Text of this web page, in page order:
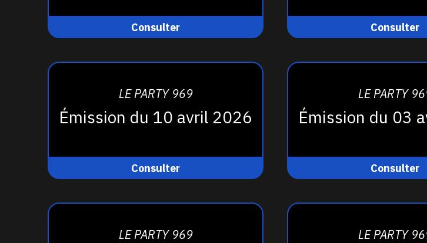
Consulter Consulter
LE PARTY 969
Émission du 10 avril 2026
Consulter
LE PARTY
Émission du 03
Consulter
LE PARTY 969 LE PARTY